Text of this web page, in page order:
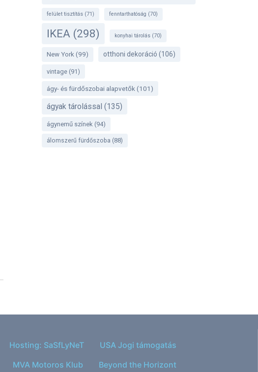
felület tisztítás(71) fenntarthatóság (70)
IKEA (298) konyhai tárolás(70)
New York(99) otthoni dekoráció (106)
vintage(91)
ágy- és fürdőszobai alapvetők (101)
ágyak tárolással (135)
ágynemű színek(94)
álomszerű fürdőszoba (88)
Hosting: SaSfLyNeT
USA Jogi támogatás
MVA Motoros Klub Beyond the Horizont